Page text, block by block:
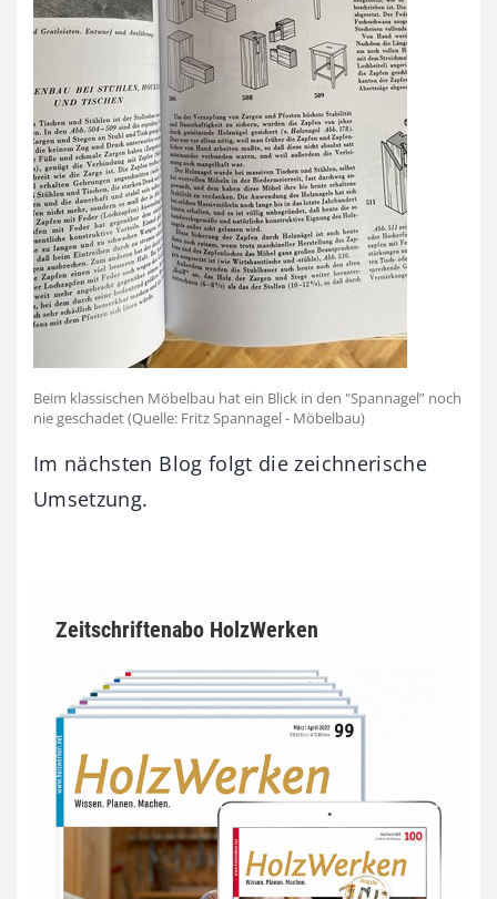
Beim klassischen Möbelbau hat ein Blick in den "Spannagel” noch
nie geschadet (Quelle: Fritz Spannagel - Möbelbau)
Im nächsten Blog folgt die zeichnerische
Umsetzung.
Zeitschriftenabo HolzWerken